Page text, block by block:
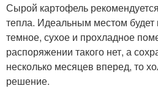
Сырой картофель
тепла. Идеальным местом
темное, сухое и прохладное
распоряжении такого нет, а
несколько месяцев вперед, то
решение.